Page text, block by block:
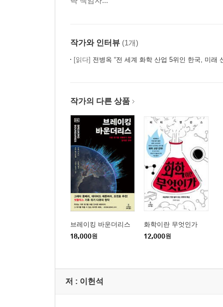
재생에너지
핵발전
그린 리모델링/제로에너지 건축
자연기반해법─재자연화
자연기반해법─조림과 블루카본
식량위기 대응 농업 정책
기후적응
회복력
업사이클링
폐기물 처리
탈탄소 기술 혁신
3장 기후시민으로 살아가기
사상의 대전환─포스트휴먼 지구철학
사상의 대전환─수막 카우사이
작가와 인터뷰 (1개)
[읽다] 전병옥 “전 세계 화학 산업 5위인 한국, 미래
작가의 다른 상품
브레이킹 바운더리스
18,000원
화학이란 무엇인가
12,000원
저 : 이헌석